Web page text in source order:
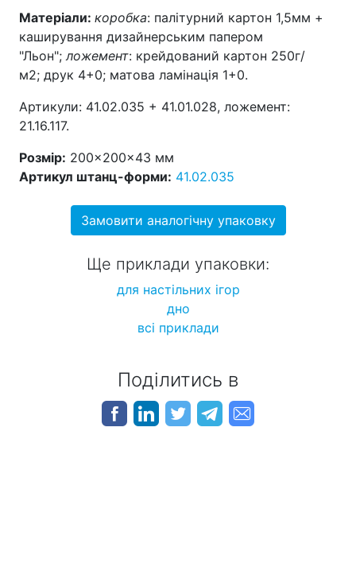
Матеріали: коробка: палітурний картон 1,5мм +
каширування дизайнерським папером
"Льон";ложемент: крейдований картон 250г/
м2; друк 4+0; матова ламінація 1+0.
Артикули: 41.02.035 + 41.01.028, ложемент:
21.16.117.
Розмір: 200×200×43 мм
Артикул штанц-форми: 41.02.035
Замовити аналогічну упаковку
Ще приклади упаковки:
для настільних ігор
дно
всі приклади
Поділитись в